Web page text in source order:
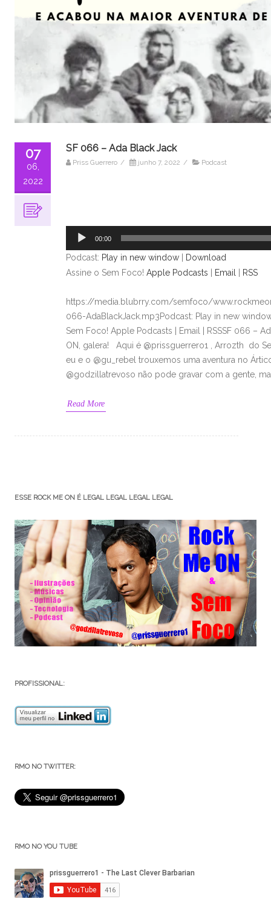
07
06,
2022
SF 066 – Ada Black Jack
Priss Guerrero / junho 7, 2022 / Podcast
00:00
Podcast: Play in new window
Download
Assine o Sem Foco! Apple Podcasts Email RSS
https://media.blubrry.com/semfoco/
066-AdaBlackJack.mp3Podcast: Play in new
Sem Foco! Apple Podcasts | Email | RSSSF 066 –
ON, galera! Aqui é @prissguerrero1 , Arrozth do
eu e o @gu_rebel trouxemos uma aventura no
@godzillatrevoso não pode gravar com a gente,
Read More
ESSE ROCK ME ON É LEGAL LEGAL LEGAL LEGAL
PROFISSIONAL:
RMO NO TWITTER:
RMO NO YOU TUBE